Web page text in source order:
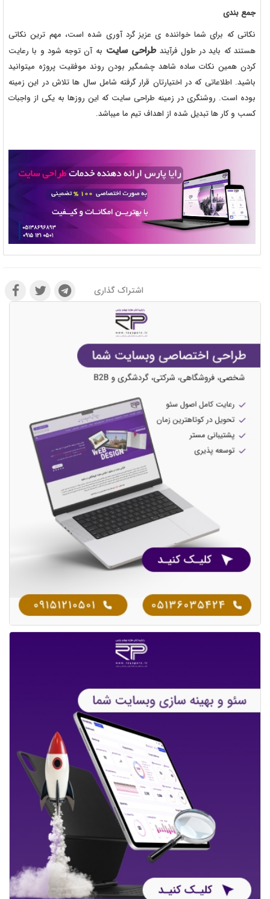
جمع بندی
نکاتی که برای شما خواننده ی عزیز گرد آوری شده است، مهم ترین نکاتی
هستند که باید در طول فرآیندطراحی سایت به آن توجه شود و با رعایت
کردن همین نکات ساده شاهد چشمگیر بودن روند موفقیت پروژه میتوانید
باشید. اطلاعاتی که در اختیارتان قرار گرفته شامل سال ها تلاش در این زمینه
بوده است. روشنگری در زمینه طراحی سایت که این روزها به یکی از واجبات
کسب و کار ها تبدیل شده از اهداف تیم ما میباشد.
اشتراک گذاری